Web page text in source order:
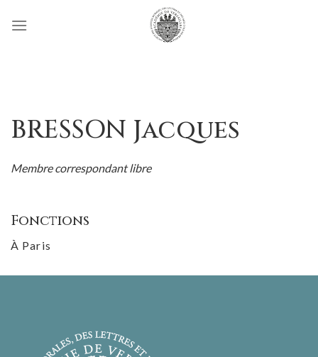
BRESSON Jacques
Membre correspondant libre
Fonctions
À Paris